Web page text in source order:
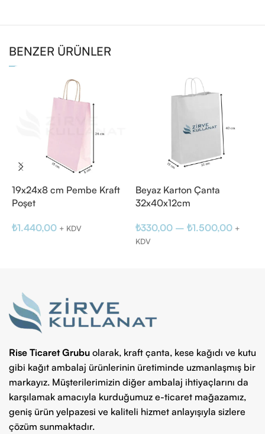
BENZER ÜRÜNLER
19x24x8 cm Pembe Kraft
Poşet
₺1.440,00 + KDV
Beyaz Karton Çanta
32x40x12cm
₺330,00 – ₺1.500,00 +
KDV
Rise Ticaret Grubu olarak, kraft çanta, kese kağıdı ve kutu
gibi kağıt ambalaj ürünlerinin üretiminde uzmanlaşmış bir
markayız. Müşterilerimizin diğer ambalaj ihtiyaçlarını da
karşılamak amacıyla kurduğumuz e-ticaret mağazamız,
geniş ürün yelpazesi ve kaliteli hizmet anlayışıyla sizlere
çözüm sunmaktadır.